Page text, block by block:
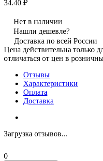
34.40 ₽
Нет в наличии
Нашли дешевле?
Доставка по всей России
Цена действительна только
отличаться от цен в
Отзывы
Характеристики
Оплата
Доставка
Загрузка отзывов...
0